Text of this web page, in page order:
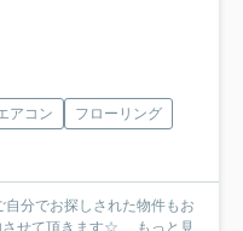
アコン
フローリング
分でお探しされた物件もお